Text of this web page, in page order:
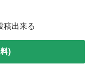
稿出来る
)